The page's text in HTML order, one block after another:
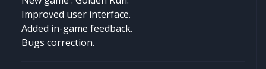
Improved user interface.
Added in-game feedback.
Bugs correction.